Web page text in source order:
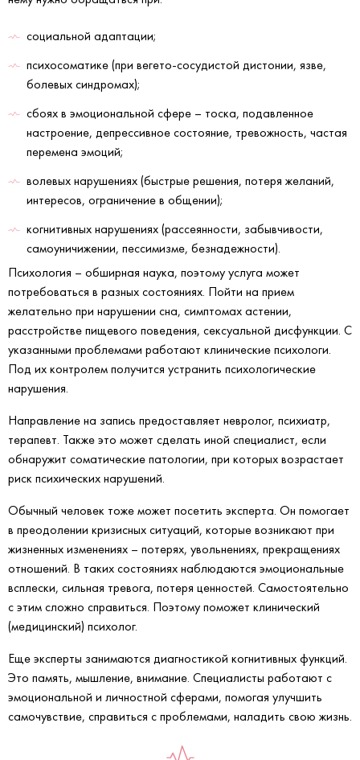
социальной адаптации;
психосоматике (при вегето-сосудистой дистонии, язве,
болевых синдромах);
сбоях в эмоциональной сфере – тоска, подавленное
настроение, депрессивное состояние, тревожность, частая
перемена эмоций;
волевых нарушениях (быстрые решения, потеря желаний,
интересов, ограничение в общении);
когнитивных нарушениях (рассеянности, забывчивости,
самоуничижении, пессимизме, безнадежности).
Психология – обширная наука, поэтому услуга может
потребоваться в разных состояниях. Пойти на прием
желательно при нарушении сна, симптомах астении,
расстройстве пищевого поведения, сексуальной дисфункции. С
указанными проблемами работают клинические психологи.
Под их контролем получится устранить психологические
нарушения.
Направление на запись предоставляет невролог, психиатр,
терапевт. Также это может сделать иной специалист, если
обнаружит соматические патологии, при которых возрастает
риск психических нарушений.
Обычный человек тоже может посетить эксперта. Он помогает
в преодолении кризисных ситуаций, которые возникают при
жизненных изменениях – потерях, увольнениях, прекращениях
отношений. В таких состояниях наблюдаются эмоциональные
всплески, сильная тревога, потеря ценностей. Самостоятельно
с этим сложно справиться. Поэтому поможет клинический
(медицинский) психолог.
Еще эксперты занимаются диагностикой когнитивных функций.
Это память, мышление, внимание. Специалисты работают с
эмоциональной и личностной сферами, помогая улучшить
самочувствие, справиться с проблемами, наладить свою жизнь.